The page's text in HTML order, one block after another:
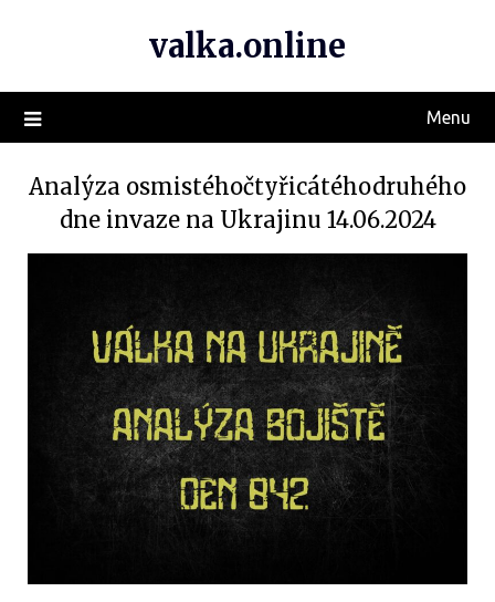
valka.online
Menu
Analýza osmistéhočtyřicátéhodruhého
dne invaze na Ukrajinu 14.06.2024